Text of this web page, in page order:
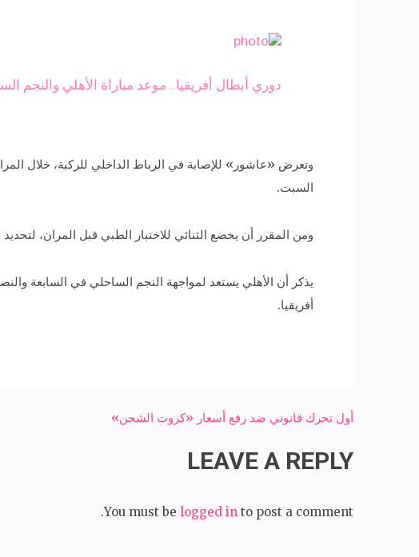
دوري أبطال أفريقيا.. موعد مباراة الأهلي والنجم
وتعرض «عاشور» للإصابة في الرباط الداخلي للركبة، خلال
السبت.
ومن المقرر أن يخضع الثنائي للاختبار الطبي قبل المران،
يذكر أن الأهلي يستعد لمواجهة النجم الساحلي في السابعة
أفريقيا.
Post
أول تحرك قانوني ضد رفع أسعار «كروت الشحن»
LEAVE A REPLY
You must be logged in to post a comment.